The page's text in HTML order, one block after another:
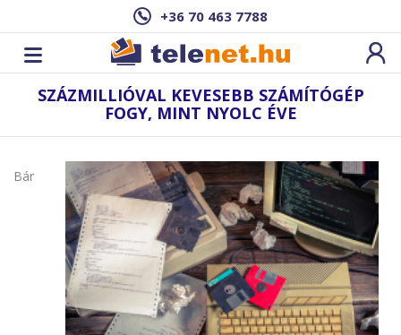
+36 70 463 7788
SZÁZMILLIÓVAL KEVESEBB SZÁMÍTÓGÉP
FOGY, MINT NYOLC ÉVE
Bár